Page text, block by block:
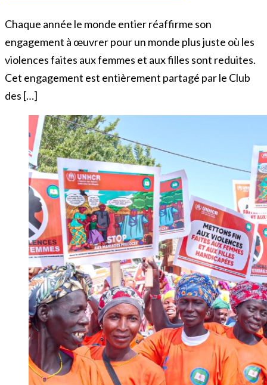
Chaque année le monde entier réaffirme son
engagement à œuvrer pour un monde plus juste où les
violences faites aux femmes et aux filles sont reduites.
Cet engagement est entièrement partagé par le Club
des […]